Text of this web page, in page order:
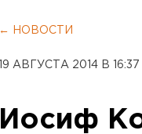
← НОВОСТИ
19 АВГУСТА 2014 В 16:37
Иосиф